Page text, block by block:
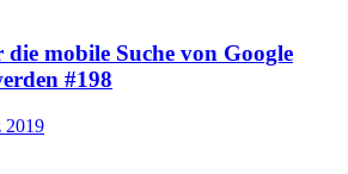
mobile Suche von Google
#198
2019